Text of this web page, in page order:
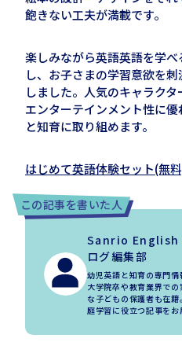
飽きない工夫が満載です。
楽しみながら英語英語を学
し、お子さまの学習意欲を刺
しました。 人気のキャラクタ
エンターテインメント性に
と知育に取り組めます。
はじめて英語体験セット(無
この記事を書いた人
Sanrio English
ログ編集部
幼児英語と知育の専門
大学院卒や教育業界で
な子どもの保護者も在
庭学習に役立つ記事をお